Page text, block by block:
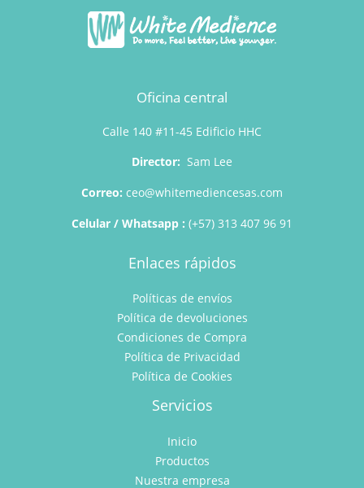
Oficina central
Calle 140 #11-45 Edificio HHC
Director: Sam Lee
Correo: ceo@whitemediencesas.com
Celular / Whatsapp : (+57) 313 407 96 91
Enlaces rápidos
Políticas de envíos
Política de devoluciones
Condiciones de Compra
Política de Privacidad
Política de Cookies
Servicios
Inicio
Productos
Nuestra empresa